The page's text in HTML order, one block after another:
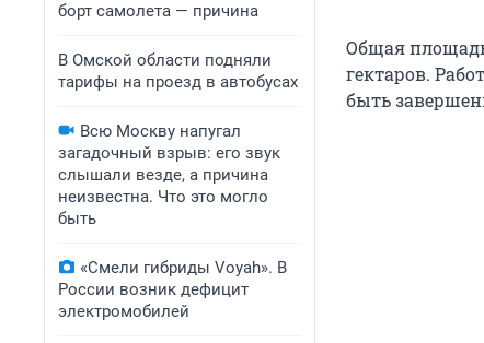
борт самолета — причина
В Омской области подняли
тарифы на проезд в автобусах
Всю Москву напугал
загадочный взрыв: его звук
слышали везде, а причина
неизвестна. Что это могло
быть
«Смели гибриды Voyah». В
России возник дефицит
электромобилей
Общая площадь
гектаров.
быть